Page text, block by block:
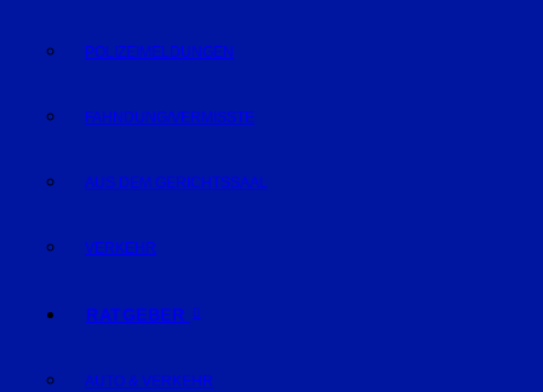
POLIZEIMELDUNGEN
FAHNDUNG/VERMISSTE
AUS DEM GERICHTSSAAL
VERKEHR
RATGEBER
AUTO & VERKEHR